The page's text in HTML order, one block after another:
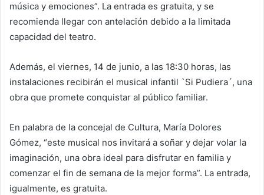
música y emociones”. La entrada es gratuita, y se
recomienda llegar con antelación debido a la limitada
capacidad del teatro.
Además, el viernes, 14 de junio, a las 18:30 horas, las
instalaciones recibirán el musical infantil `Si Pudiera´, una
obra que promete conquistar al público familiar.
En palabra de la concejal de Cultura, María Dolores
Gómez, “este musical nos invitará a soñar y dejar volar la
imaginación, una obra ideal para disfrutar en familia y
comenzar el fin de semana de la mejor forma”. La entrada,
igualmente, es gratuita.